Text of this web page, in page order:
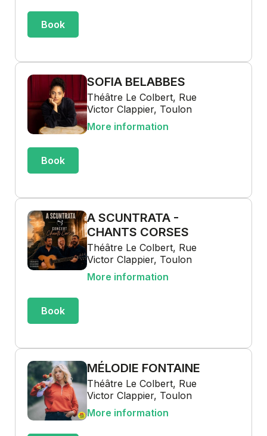
Book
SOFIA BELABBES
Théâtre Le Colbert, Rue
Victor Clappier, Toulon
More information
Book
A SCUNTRATA -
CHANTS CORSES
Théâtre Le Colbert, Rue
Victor Clappier, Toulon
More information
Book
MÉLODIE FONTAINE
Théâtre Le Colbert, Rue
Victor Clappier, Toulon
More information